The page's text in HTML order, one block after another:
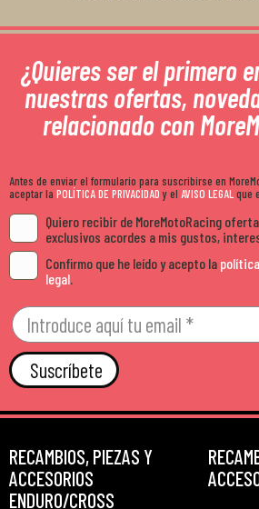
¿Quieres ser el primero
nuestras ofertas,
relacionado con
Antes de enviar el formulario para suscribirse en
aceptar la POLÍTICA DE PRIVACIDADy el AVISO LEGALque
Quiero recibir de MoreMotoRacing
exclusivos acordes a mis gustos,
Confirmo que he leído y acepto la
legal
Suscríbete
RECAMBIOS, PIEZAS Y
ACCESORIOS
ENDURO/CROSS